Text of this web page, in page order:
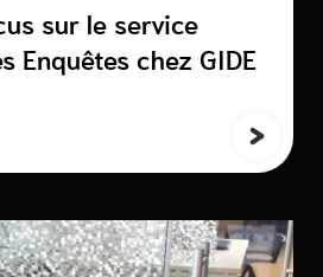
sur le service
Enquêtes chez GIDE